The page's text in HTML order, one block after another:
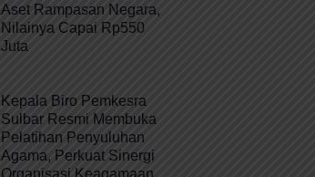
Aset Rampasan Negara,
Nilainya Capai Rp550
Juta
Kepala Biro Pemkesra
Sulbar Resmi Membuka
Pelatihan Penyuluhan
Agama, Perkuat Sinergi
Organisasi Keagamaan